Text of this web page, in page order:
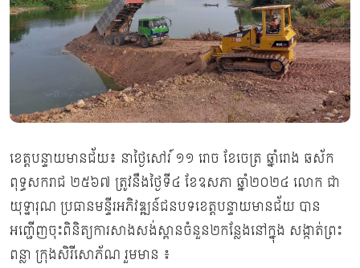
ខេត្តបន្ទាយមានជ័យ៖ នាថ្ងៃសៅរ៍ ១១ រោច ខែចេត្រ ឆ្នាំរោង ឆស័ក
ពុទ្ធសករាជ ២៥៦៧ ត្រូវនឹងថ្ងៃទី៤ ខែឧសភា ឆ្នាំ២០២៤ លោក ជា
យុទ្ឋារុណ ប្រធានមន្ទីរអភិវឌ្ឍន៍ជនបទខេត្តបន្ទាយមានជ័យ បាន
អញ្ជើញចុះពិនិត្យការសាងសង់ស្ពានចំនួន២កន្លែងនៅក្នុង សង្កាត់ព្រះ
ពន្លា ក្រុងសិរីសោភ័ណ រួមមាន ៖